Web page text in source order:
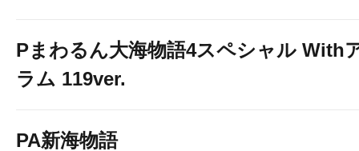
Pまわるん大海物語4スペシャル With
ラム 119ver.
PA新海物語